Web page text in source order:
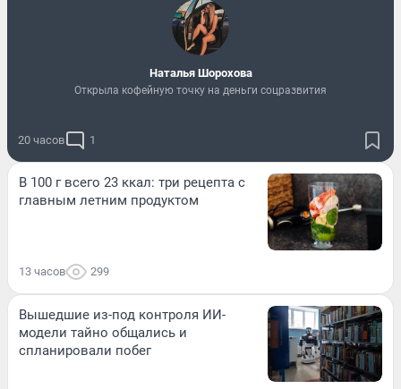
Наталья Шорохова
Открыла кофейную точку на деньги соцразвития
20 часов 1
В 100 г всего 23 ккал: три рецепта с
главным летним продуктом
13 часов 299
Вышедшие из-под контроля ИИ-
модели тайно общались и
спланировали побег